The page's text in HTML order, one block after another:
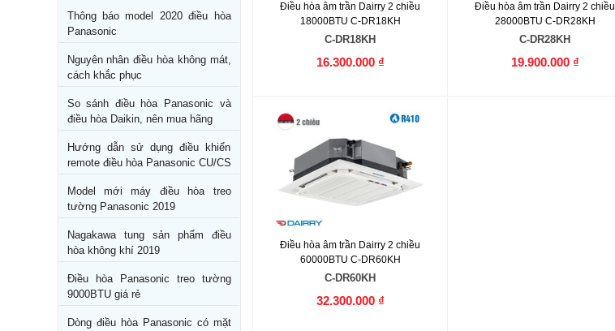
Thông báo model 2020 điều hòa
Panasonic
Nguyên nhân điều hòa không mát,
cách khắc phục
So sánh điều hòa Panasonic và
điều hòa Daikin, nên mua hãng
Hướng dẫn sử dụng điều khiển
remote điều hòa Panasonic CU/CS
Model mới máy điều hòa treo
tường Panasonic 2019
Nagakawa tung sản phẩm điều
hòa không khí 2019
Điều hòa Panasonic treo tường
9000BTU giá rẻ
Dòng điều hòa Panasonic có mặt
Điều hòa âm trần Dairry 2 chiều
18000BTU C-DR18KH
C-DR18KH
16.300.000 ₫
Điều hòa âm trần Dairry 2 chiều
28000BTU C-DR28KH
C-DR28KH
19.900.000 ₫
Điều hòa âm trần Dairry 2 chiều
60000BTU C-DR60KH
C-DR60KH
32.300.000 ₫